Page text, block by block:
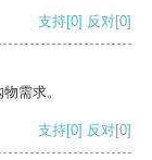
支持[0] 反对[0]
需求。
支持[0] 反对[0]